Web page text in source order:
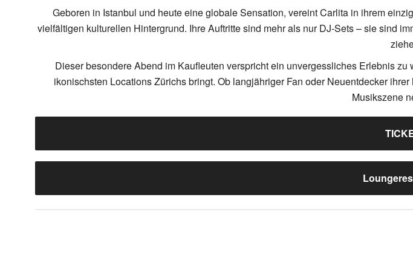
Geboren in Istanbul und heute eine globale Sensation, vereint Carlita in ihrem
vielfältigen kulturellen Hintergrund. Ihre Auftritte sind mehr als nur DJ-Sets – sie sind
Dieser besondere Abend im Kaufleuten verspricht ein unvergessliches Erlebnis
ikonischsten Locations Zürichs bringt. Ob langjähriger Fan oder Neuentdecker
Musikszene